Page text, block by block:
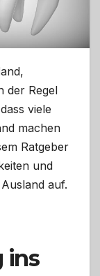
der Regel
viele
machen
Ratgeber
und
auf.
ins